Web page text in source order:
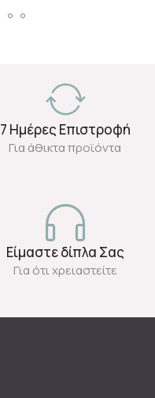
7 Ημέρες Επιστροφή
Για άθικτα προϊόντα
Είμαστε δίπλα Σας
Για ότι χρειαστείτε